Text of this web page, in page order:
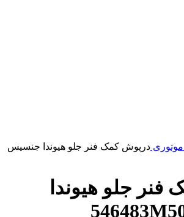
موتوری درپوش كمک فنر جلو هیوندا جنسیس
جلو هیوندا